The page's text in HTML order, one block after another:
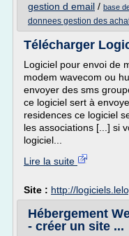
gestion d email / base
donnees gestion des
Télécharger
Logiciel pour envoi de
modem wavecom ou
envoyer des sms
ce logiciel sert à
residences ce logiciel
les associations [...] si
logiciel...
Lire la suite
Site : http://
Hébergement
- créer un site ...